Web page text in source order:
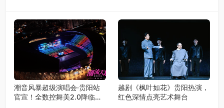
潮音风暴超级演唱会·贵阳站
官宣！全数控舞美2.0降临，
越剧《枫叶如花》贵阳热演，
红色深情点亮艺术舞台